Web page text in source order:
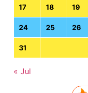
17 18 19
24 25 26
31
« Jul